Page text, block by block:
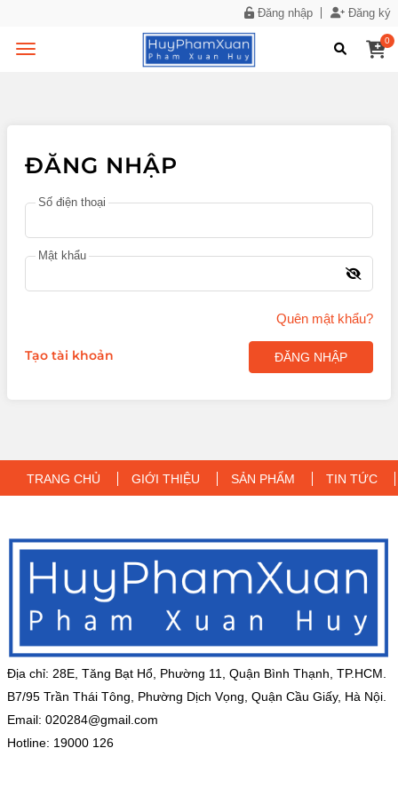
Đăng nhập Đăng ký
0
ĐĂNG NHẬP
Số điện thoại
Mật khẩu
Quên mật khẩu?
Tạo tài khoản ĐĂNG NHẬP
TRANG CHỦ GIỚI THIỆU SẢN PHẨM TIN TỨC
Địa chỉ: 28E, Tăng Bạt Hổ, Phường 11, Quận Bình Thạnh, TP.HCM.
B7/95 Trần Thái Tông, Phường Dịch Vọng, Quận Cầu Giấy, Hà Nội.
Email: 020284@gmail.com
Hotline: 19000 126